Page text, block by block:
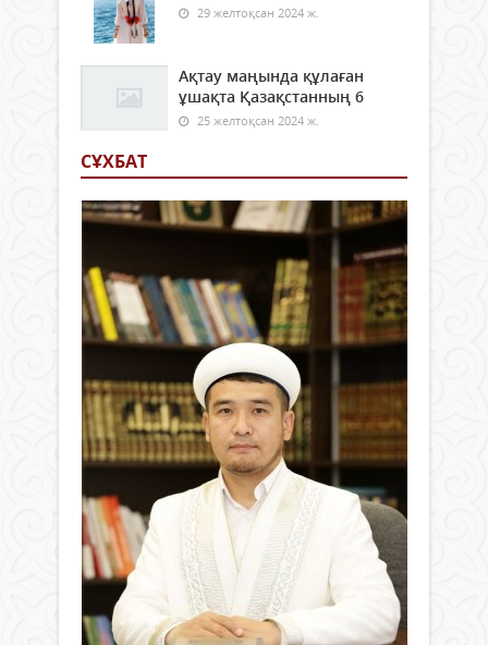
29 желтоқсан 2024 ж.
Ақтау маңында құлаған
ұшақта Қазақстанның 6
25 желтоқсан 2024 ж.
СҰХБАТ